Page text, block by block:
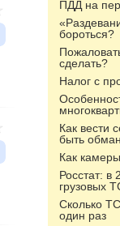
ПДД на
бороться?
сделать?
Налог с
Как вести
быть
Как
Росстат: в
грузовых
Сколько
один раз